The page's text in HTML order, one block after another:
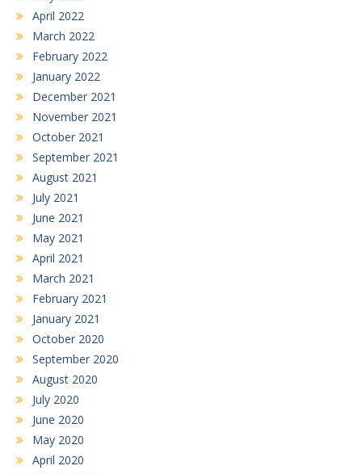
April 2022
March 2022
February 2022
January 2022
December 2021
November 2021
October 2021
September 2021
August 2021
July 2021
June 2021
May 2021
April 2021
March 2021
February 2021
January 2021
October 2020
September 2020
August 2020
July 2020
June 2020
May 2020
April 2020